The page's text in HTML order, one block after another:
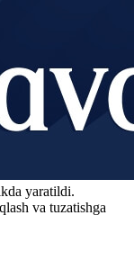
yaratildi.
va tuzatishga